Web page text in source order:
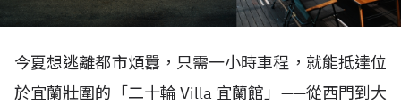
今夏想逃離都市煩囂，只需一小時車程，就能抵達位
於宜蘭壯圍的「二十輪 Villa 宜蘭館」——從西門到大